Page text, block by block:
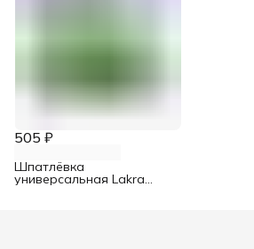
505 ₽
Шпатлёвка
универсальная Lakra